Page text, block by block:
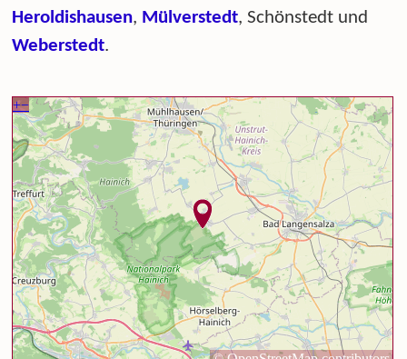
Heroldishausen, Mülverstedt, Schönstedt und
Weberstedt.